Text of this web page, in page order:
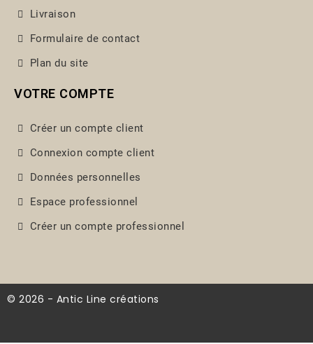
Livraison
Formulaire de contact
Plan du site
VOTRE COMPTE
Créer un compte client
Connexion compte client
Données personnelles
Espace professionnel
Créer un compte professionnel
© 2026 - Antic Line créations